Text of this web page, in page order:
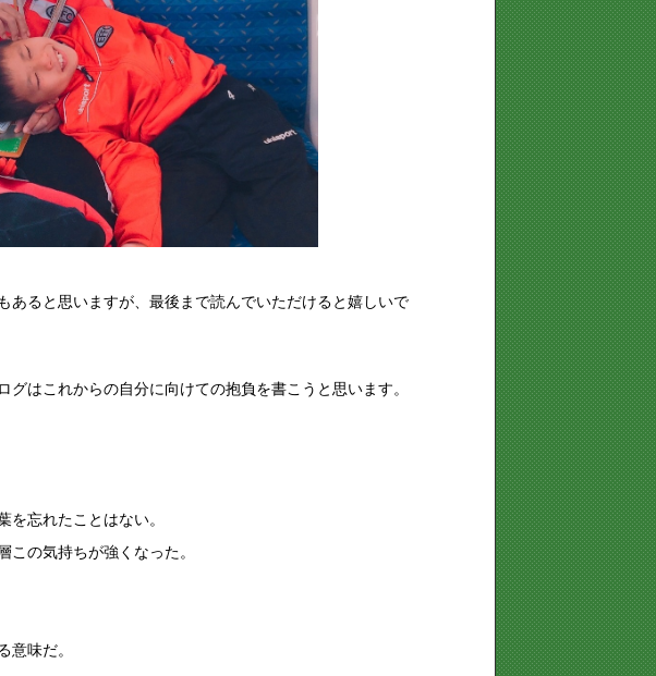
あると思いますが、最後まで読んでいただけると嬉しいで
グはこれからの自分に向けての抱負を書こうと思います。
を忘れたことはない。
この気持ちが強くなった。
意味だ。